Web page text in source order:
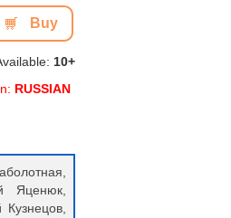
Buy
10+
RUSSIAN
Яценюк,